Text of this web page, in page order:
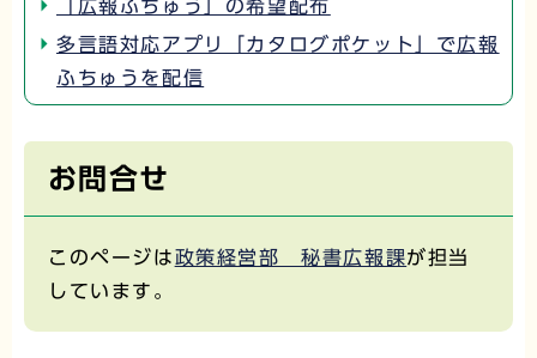
「広報ふちゅう」の希望配布
多言語対応アプリ「カタログポケット」で広報
ふちゅうを配信
お問合せ
このページは政策経営部 秘書広報課が担当
しています。